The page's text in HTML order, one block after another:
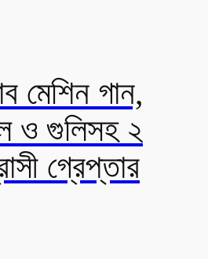
মেশিন গান,
ও গুলিসহ ২
গ্রেপ্তার